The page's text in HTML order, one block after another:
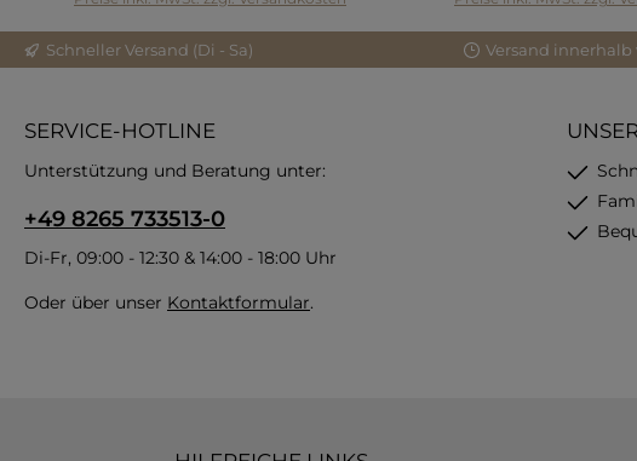
Schneller Versand (Di - Sa) Versand innerhalb
SERVICE-HOTLINE
Unterstützung und Beratung unter:
+49 8265 733513-0
Di-Fr, 09:00 - 12:30 & 14:00 - 18:00 Uhr
Oder über unser Kontaktformular.